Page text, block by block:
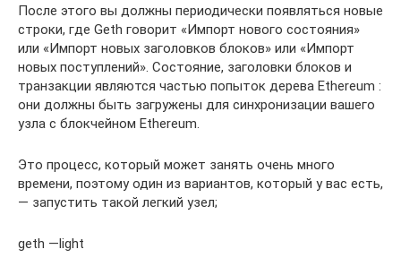
После этого вы должны периодически появляться новые
строки, где Geth говорит «Импорт нового состояния»
или «Импорт новых заголовков блоков» или «Импорт
новых поступлений». Состояние, заголовки блоков и
транзакции являются частью попыток дерева Ethereum :
они должны быть загружены для синхронизации вашего
узла с блокчейном Ethereum.
Это процесс, который может занять очень много
времени, поэтому один из вариантов, который у вас есть,
— запустить такой легкий узел;
geth —light